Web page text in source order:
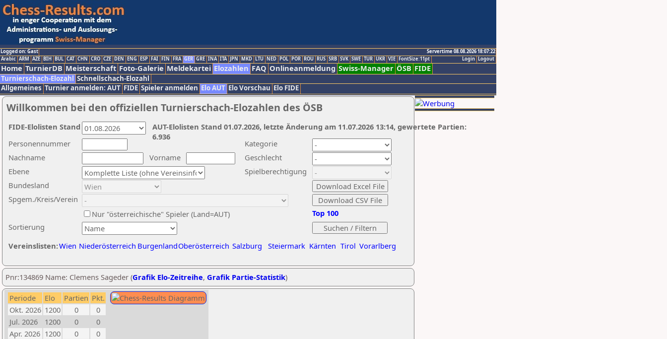
Logged on: Gast
Servertime 08.08.2026 18:07:22
Logout
Login
Arabic ARM AZE BIH BUL CAT CHN CRO CZE DEN ENG ESP FAI FIN FRA GER GRE INA ITA JPN MKD LTU NED POL POR ROU RUS SRB SVK SWE TUR UKR VIE FontSize:11pt
Home TurnierDB Meisterschaft Foto-Galerie Meldekartei Elozahlen FAQ Onlineanmeldung Swiss-Manager ÖSB FIDE
Turnierschach-Elozahl Schnellschach-Elozahl
Allgemeines Turnier anmelden: AUT FIDE Spieler anmelden Elo AUT Elo Vorschau Elo FIDE
Willkommen bei den offiziellen Turnierschach-Elozahlen des ÖSB
Nachname
Vorname
Ebene
Kategorie
Sortierung
Personennummer
Bundesland
Spgem./Kreis/Verein
Geschlecht
Nur "österreichische" Spieler (Land=AUT)
Spielberechtigung
Vereinslisten:Wien Niederösterreich BurgenlandOberösterreich Salzburg Steiermark Kärnten Tirol Vorarlberg
Top 100
AUT-Elolisten Stand 01.07.2026, letzte Änderung am 11.07.2026 13:14, gewertete Partien:
6.936
FIDE-Elolisten Stand
Pnr:134869 Name: Clemens Sageder (Grafik Elo-Zeitreihe, Grafik Partie-Statistik)
Periode Elo Partien Pkt.
Okt. 2026 1200 0
0
Jul. 2026
1200 0
0
Apr. 2026 1200 0
0